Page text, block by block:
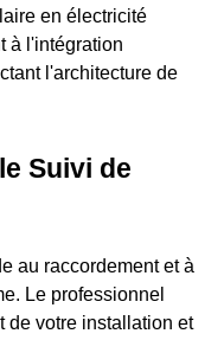
en électricité
à l'intégration
l'architecture de
Suivi de
au raccordement et à
Le professionnel
de votre installation et